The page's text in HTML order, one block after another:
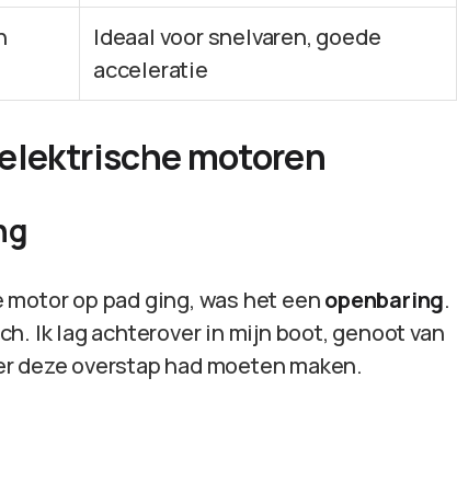
Ideaal voor snelvaren, goede
acceleratie
motoren
op pad ging, was het eenopenbaring.
Ik lag achterover in mijn boot, genoot van
deze overstap had moeten maken.